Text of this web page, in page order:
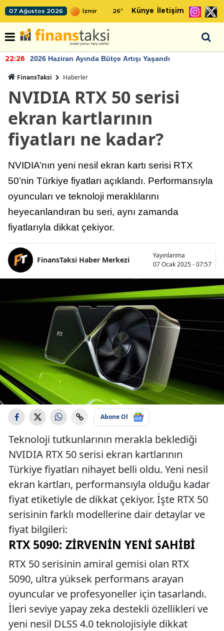
07 Ağustos 2026 26° Künye İletişim
22:26 2026 Haziran Ayında Bütçe Artışı Yaşandı
FinansTaksi Haberler
NVIDIA RTX 50 serisi
ekran kartlarının
fiyatları ne kadar?
NVIDIA’nın yeni nesil ekran kartı serisi RTX
50’nin Türkiye fiyatları açıklandı. Performansıyla
oyuncuları ve teknoloji meraklılarını
heyecanlandıran bu seri, aynı zamanda
fiyatlarıyla dikkat çekiyor.
FinansTaksi Haber Merkezi
Yayınlanma
07 Ocak 2025 - 07:57
Abone Ol
Teknoloji tutkunlarının merakla beklediği
NVIDIA RTX 50 serisi ekran kartlarının
Türkiye fiyatları nihayet belli oldu. Yeni nesil
ekran kartları, performansıyla olduğu kadar
fiyat etiketiyle de dikkat çekiyor. İşte RTX 50
serisinin farklı modellerine dair detaylar ve
fiyat bilgileri:
RTX 5090: ZIRVENIN YENI SAHIBI
RTX 50 serisinin amiral gemisi olan RTX
5090, ultra yüksek performans arayan
oyuncular ve profesyoneller için tasarlandı.
İleri seviye yapay zeka destekli özellikleri ve
yeni nesil DLSS 4.0 teknolojisiyle dikkat